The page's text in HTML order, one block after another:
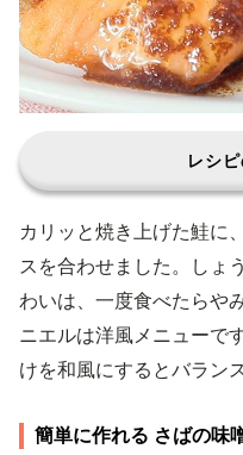
レシ
カリッと焼き上げた鮭に
スを合わせました。しょ
わいは、一度食べたらや
ニエルは洋風メニューで
けを和風にするとバラン
簡単に作れる さばの味